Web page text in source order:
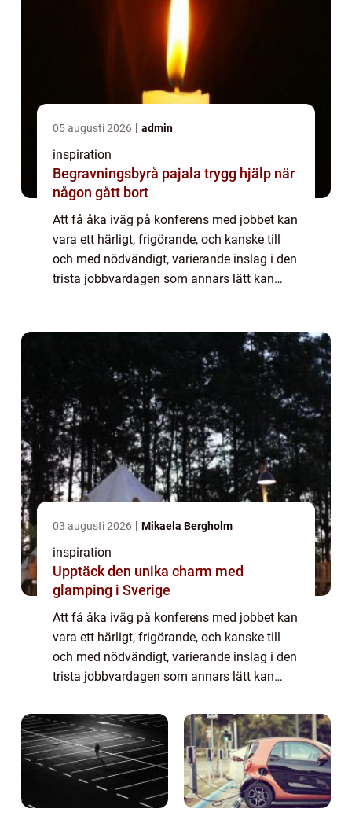
05 augusti 2026 admin
inspiration
Begravningsbyrå pajala trygg hjälp när
någon gått bort
Att få åka iväg på konferens med jobbet kan
vara ett härligt, frigörande, och kanske till
och med nödvändigt, varierande inslag i den
trista jobbvardagen som annars lätt kan
03 augusti 2026 Mikaela Bergholm
inspiration
Upptäck den unika charm med
glamping i Sverige
Att få åka iväg på konferens med jobbet kan
vara ett härligt, frigörande, och kanske till
och med nödvändigt, varierande inslag i den
trista jobbvardagen som annars lätt kan